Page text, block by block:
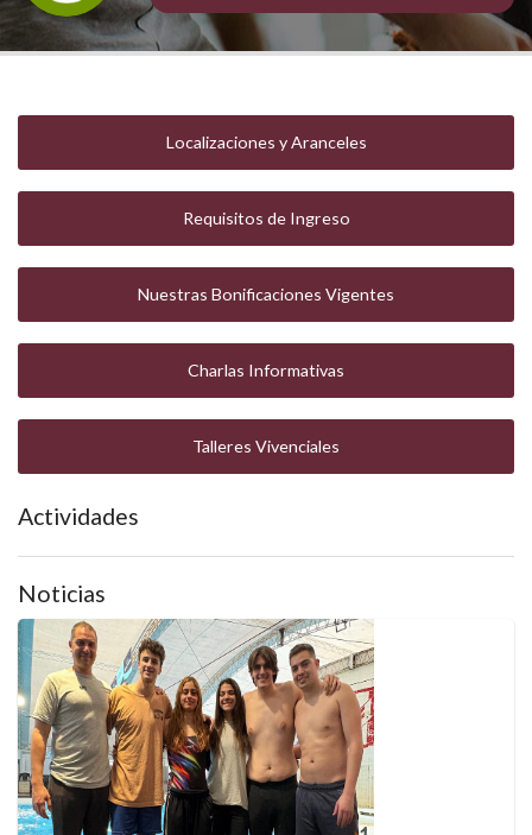
Localizaciones y Aranceles
Requisitos de Ingreso
Nuestras Bonificaciones Vigentes
Charlas Informativas
Talleres Vivenciales
Actividades
Noticias